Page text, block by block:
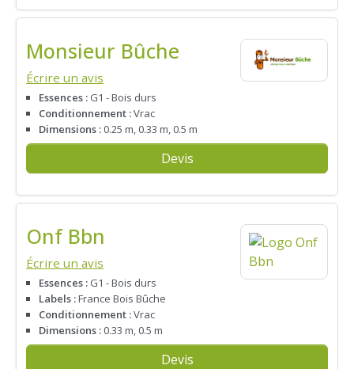
Monsieur Bûche
Écrire un avis
Essences : G1 - Bois durs
Conditionnement :Vrac
Dimensions : 0.25 m, 0.33 m, 0.5 m
Devis
Onf Bbn
Écrire un avis
Essences : G1 - Bois durs
Labels :France Bois Bûche
Conditionnement :Vrac
Dimensions : 0.33 m, 0.5 m
Devis